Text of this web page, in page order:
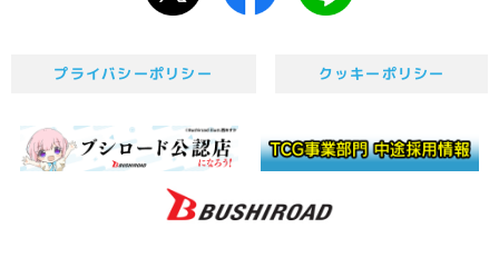
プライバシーポリシー クッキーポリシー